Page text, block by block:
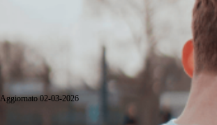
|Aggiornato 02-03-2026